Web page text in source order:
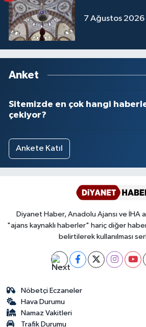
7 Ağustos 2026
Anket
Sitemizde en çok hangi
çekiyor?
Ankete Katıl
Diyanet Haber, Anadolu Ajansı ve İHA
"ajans kaynaklı haberler" hariç diğer
belirtilerek kullanılması
Nöbetçi Eczaneler
Hava Durumu
Namaz Vakitleri
Trafik Durumu